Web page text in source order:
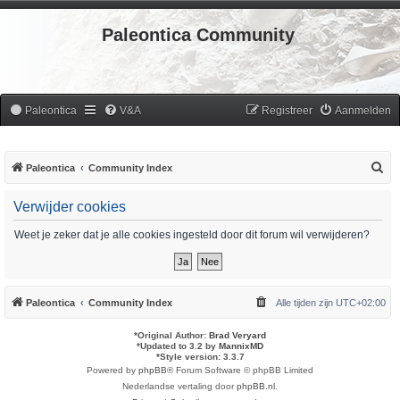
Paleontica Community
Paleontica V&A Aanmelden
Registreer
Paleontica Community Index
Verwijder cookies
Weet je zeker dat je alle cookies ingesteld door dit forum wil verwijderen?
Paleontica Community Index Alle tijden zijn UTC+02:00
*Original Author: Brad Veryard
*Updated to 3.2 by MannixMD
*Style version: 3.3.7
Powered by phpBB® Forum Software © phpBB Limited
Nederlandse vertaling doorphpBB.nl